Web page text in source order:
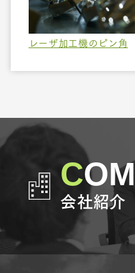
レーザ加工機のピン角
会社紹介